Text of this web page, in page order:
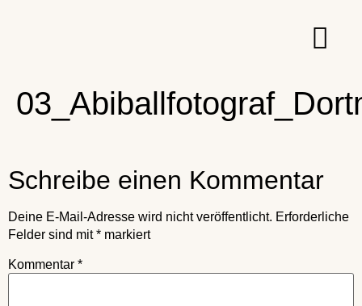
Schreibe einen Kommentar
Deine E-Mail-Adresse wird nicht veröffentlicht. Erforderliche
Felder sind mit* markiert
Kommentar *